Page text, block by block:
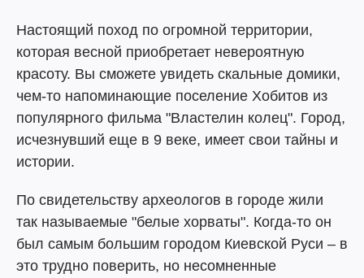
Настоящий поход по огромной территории,
которая весной приобретает невероятную
красоту. Вы сможете увидеть скальные домики,
чем-то напоминающие поселение Хобитов из
популярного фильма "Властелин колец". Город,
исчезнувший еще в 9 веке, имеет свои тайны и
истории.
По свидетельству археологов в городе жили
так называемые "белые хорваты". Когда-то он
был самым большим городом Киевской Руси – в
это трудно поверить, но несомненные